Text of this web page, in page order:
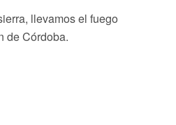
llevamos el fuego
de Córdoba.